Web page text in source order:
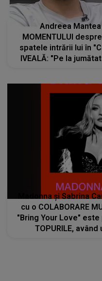
Andreea
MOMENTULUI
spatele intrării lui în
IVEALĂ: "Pe la
Madonna și Sabrina
cu o COLABORARE
"Bring Your Love"
TOPURILE,